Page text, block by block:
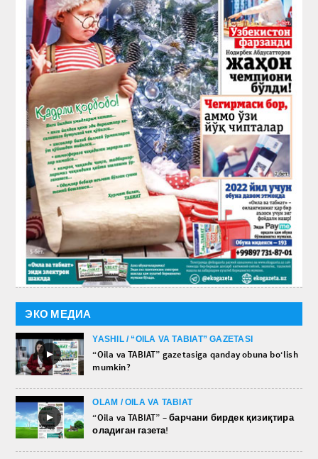
ЭКО МЕДИА
►
YASHIL / “OILA VA TABIAT” GAZETASI
“Oila va TABIAT” gazetasiga qanday obuna bo‘lish
mumkin?
►
OLAM / OILA VA TABIAT
“Oila va TABIAT” – барчани бирдек қизиқтира
оладиган газета!